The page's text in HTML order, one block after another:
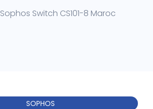
Sophos Switch CS101-8 Maroc
SOPHOS